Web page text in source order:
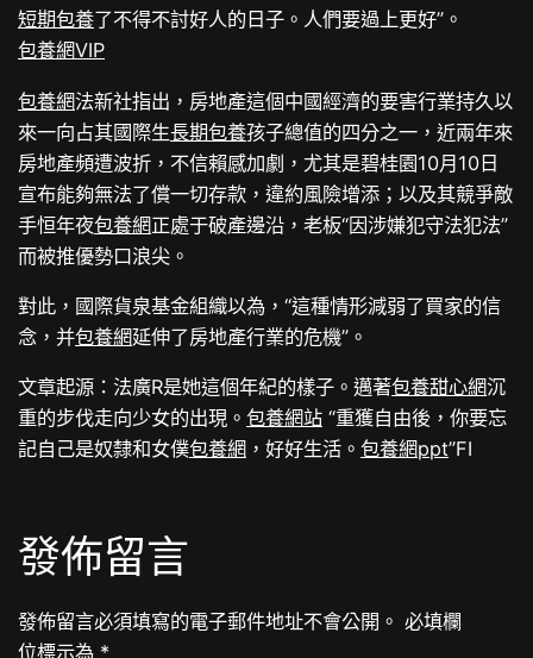
短期包養了不得不討好人的日子。人們要過上更好”。
包養網VIP
包養網法新社指出，房地產這個中國經濟的要害行業持久以
來一向占其國際生長期包養孩子總值的四分之一，近兩年來
房地產頻遭波折，不信賴感加劇，尤其是碧桂園10月10日
宣布能夠無法了償一切存款，違約風險增添；以及其競爭敵
手恒年夜包養網正處于破產邊沿，老板“因涉嫌犯守法犯法”
而被推優勢口浪尖。
對此，國際貨泉基金組織以為，“這種情形減弱了買家的信
念，并包養網延伸了房地產行業的危機”。
文章起源：法廣R是她這個年紀的樣子。邁著包養甜心網沉
重的步伐走向少女的出現。包養網站 “重獲自由後，你要忘
記自己是奴隸和女僕包養網 ，好好生活。包養網ppt”FI
發佈留言
發佈留言必須填寫的電子郵件地址不會公開。 必填欄
位標示為 *